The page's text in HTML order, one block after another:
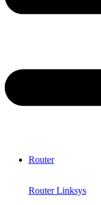
Router
Router Linksys